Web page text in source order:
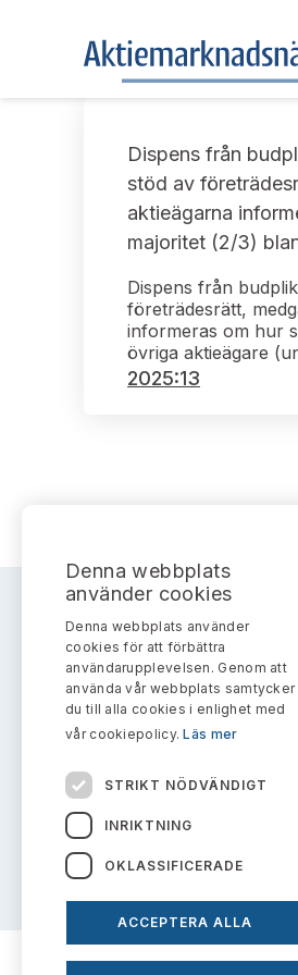
Dispens från
stöd av
aktieägarna
majoritet (2/3)
Dispens från
företrädesrätt,
informeras om hur
övriga aktieägare
2025:13
Address: Box
Denna webbplats
använder cookies
Denna webbplats använder
cookies för att förbättra
användarupplevelsen. Genom att
använda vår webbplats samtycker
du till alla cookies i enlighet med
vår cookiepolicy.Läs mer
STRIKT NÖDVÄNDIGT
INRIKTNING
OKLASSIFICERADE
ACCEPTERA ALLA